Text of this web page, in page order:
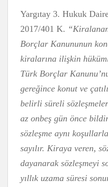
Yargıtay 3. Hukuk
2017/401 K.
Borçlar Kanununun
kiralarına ilişkin
Türk Borçlar
gereğince konut ve
belirli süreli
az onbeş gün önce
sözleşme aynı
sayılır. Kiraya veren,
dayanarak sözleşmeyi
yıllık uzama süresi